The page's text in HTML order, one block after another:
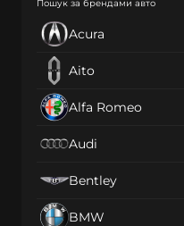
Пошук за брендами авто
Acura
Aito
Alfa Romeo
Audi
Bentley
BMW